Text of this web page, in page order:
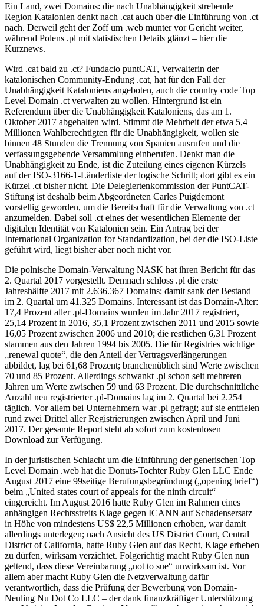
Ein Land, zwei Domains: die nach Unabhängigkeit strebende
Region Katalonien denkt nach .cat auch über die Einführung von .ct
nach. Derweil geht der Zoff um .web munter vor Gericht weiter,
während Polens .pl mit statistischen Details glänzt – hier die
Kurznews.
Wird .cat bald zu .ct? Fundacio puntCAT, Verwalterin der
katalonischen Community-Endung .cat, hat für den Fall der
Unabhängigkeit Kataloniens angeboten, auch die country code Top
Level Domain .ct verwalten zu wollen. Hintergrund ist ein
Referendum über die Unabhängigkeit Kataloniens, das am 1.
Oktober 2017 abgehalten wird. Stimmt die Mehrheit der etwa 5,4
Millionen Wahlberechtigten für die Unabhängigkeit, wollen sie
binnen 48 Stunden die Trennung von Spanien ausrufen und die
verfassungsgebende Versammlung einberufen. Denkt man die
Unabhängigkeit zu Ende, ist die Zuteilung eines eigenen Kürzels
auf der ISO-3166-1-Länderliste der logische Schritt; dort gibt es ein
Kürzel .ct bisher nicht. Die Delegiertenkommission der PuntCAT-
Stiftung ist deshalb beim Abgeordneten Carles Puigdemont
vorstellig geworden, um die Bereitschaft für die Verwaltung von .ct
anzumelden. Dabei soll .ct eines der wesentlichen Elemente der
digitalen Identität von Katalonien sein. Ein Antrag bei der
International Organization for Standardization, bei der die ISO-Liste
geführt wird, liegt bisher aber noch nicht vor.
Die polnische Domain-Verwaltung NASK hat ihren Bericht für das
2. Quartal 2017 vorgestellt. Demnach schloss .pl die erste
Jahreshälfte 2017 mit 2.636.367 Domains; damit sank der Bestand
im 2. Quartal um 41.325 Domains. Interessant ist das Domain-Alter:
17,4 Prozent aller .pl-Domains wurden im Jahr 2017 registriert,
25,14 Prozent in 2016, 35,1 Prozent zwischen 2011 und 2015 sowie
16,05 Prozent zwischen 2006 und 2010; die restlichen 6,31 Prozent
stammen aus den Jahren 1994 bis 2005. Die für Registries wichtige
„renewal quote“, die den Anteil der Vertragsverlängerungen
abbildet, lag bei 61,68 Prozent; branchenüblich sind Werte zwischen
70 und 85 Prozent. Allerdings schwankt .pl schon seit mehreren
Jahren um Werte zwischen 59 und 63 Prozent. Die durchschnittliche
Anzahl neu registrierter .pl-Domains lag im 2. Quartal bei 2.254
täglich. Vor allem bei Unternehmern war .pl gefragt; auf sie entfielen
rund zwei Drittel aller Registrierungen zwischen April und Juni
2017. Der gesamte Report steht ab sofort zum kostenlosen
Download zur Verfügung.
In der juristischen Schlacht um die Einführung der generischen Top
Level Domain .web hat die Donuts-Tochter Ruby Glen LLC Ende
August 2017 eine 99seitige Berufungsbegründung („opening brief“)
beim „United states court of appeals for the ninth circuit“
eingereicht. Im August 2016 hatte Ruby Glen im Rahmen eines
anhängigen Rechtsstreits Klage gegen ICANN auf Schadensersatz
in Höhe von mindestens US$ 22,5 Millionen erhoben, war damit
allerdings unterlegen; nach Ansicht des US District Court, Central
District of California, hatte Ruby Glen auf das Recht, Klage erheben
zu dürfen, wirksam verzichtet. Folgerichtig macht Ruby Glen nun
geltend, dass diese Vereinbarung „not to sue“ unwirksam ist. Vor
allem aber macht Ruby Glen die Netzverwaltung dafür
verantwortlich, dass die Prüfung der Bewerbung von Domain-
Neuling Nu Dot Co LLC – der dank finanzkräftiger Unterstützung